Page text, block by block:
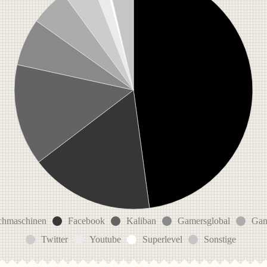
Facebook Kaliban Gamersglobal
Twitter
Youtube Superlevel Sonstige